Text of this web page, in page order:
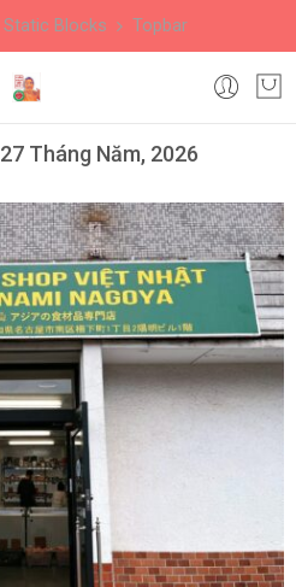
Static Blocks Topbar
27 Tháng Năm, 2026